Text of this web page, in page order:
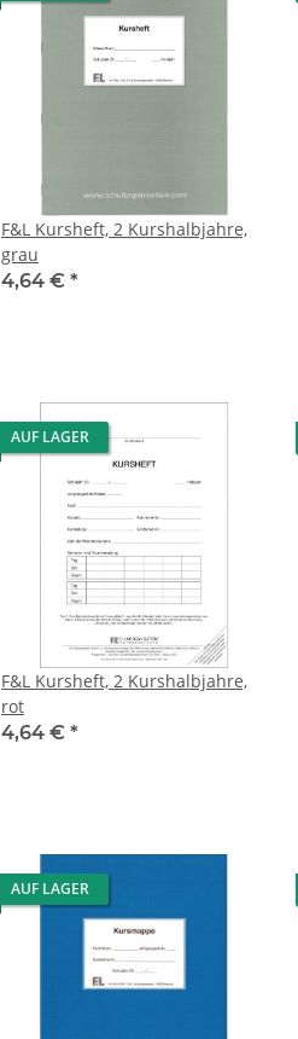
F&L Kursheft, 2 Kurshalbjahre,
grau
4,64 € *
AUF LAGER
F&L Kursheft, 2 Kurshalbjahre,
rot
4,64 € *
AUF LAGER